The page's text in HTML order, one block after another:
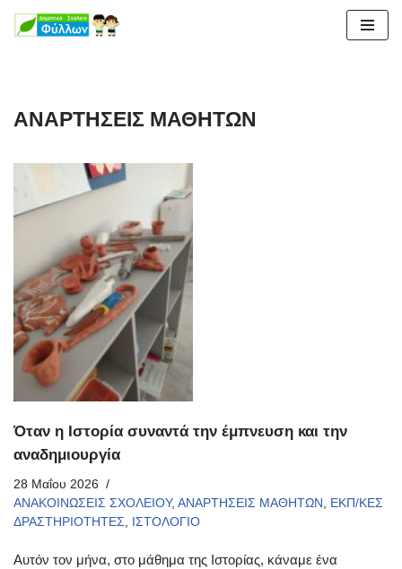
ΑΝΑΡΤΗΣΕΙΣ ΜΑΘΗΤΩΝ
Όταν η Ιστορία συναντά την έμπνευση και την
αναδημιουργία
28 Μαΐου 2026
ΑΝΑΚΟΙΝΩΣΕΙΣ ΣΧΟΛΕΙΟΥ, ΑΝΑΡΤΗΣΕΙΣ ΜΑΘΗΤΩΝ , ΕΚΠ/ΚΕΣ
ΔΡΑΣΤΗΡΙΟΤΗΤΕΣ, ΙΣΤΟΛΟΓΙΟ
Αυτόν τον μήνα, στο μάθημα της Ιστορίας, κάναμε ένα